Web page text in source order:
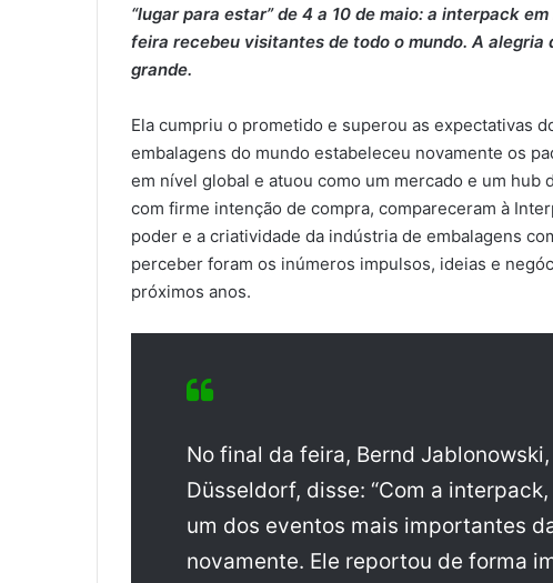
“lugar para estar” de 4 a 10 de maio: a interpack
feira recebeu visitantes de todo o mundo. A
grande.
Ela cumpriu o prometido e superou as expectativas
embalagens do mundo estabeleceu novamente os
em nível global e atuou como um mercado e um hub
com firme intenção de compra, compareceram à
poder e a criatividade da indústria de embalagens
perceber foram os inúmeros impulsos, ideias e
próximos anos.
No final da feira, Bernd
Düsseldorf, disse: “Com a
um dos eventos mais importantes
novamente. Ele reportou de forma